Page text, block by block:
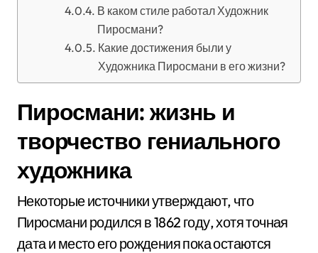
В каком стиле работал Художник
Пиросмани?
Какие достижения были у
Художника Пиросмани в его жизни?
Пиросмани: жизнь и
творчество гениального
художника
Некоторые источники утверждают, что
Пиросмани родился в 1862 году, хотя точная
дата и место его рождения пока остаются